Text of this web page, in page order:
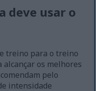
deve usar o
treino para o treino
os melhores
pelo
intensidade